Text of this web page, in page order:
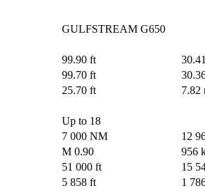
GULFSTREAM G650
99.90 ft
99.70 ft
25.70 ft
7.82
Up to 18
7 000 NM
12
M 0.90
956
51 000 ft
15
5 858 ft 1